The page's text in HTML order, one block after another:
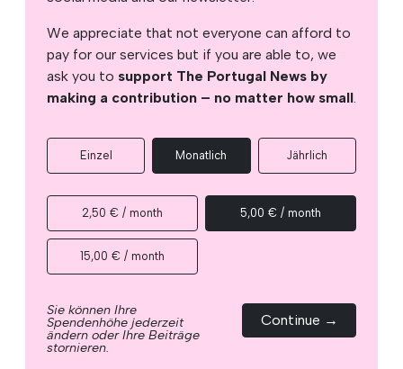
We appreciate that not everyone can afford to
pay for our services but if you are able to, we
ask you to support The Portugal News by
making a contribution – no matter how small.
Einzel Monatlich Jährlich
2,50 € / month 5,00 € / month
15,00 € / month
Sie können Ihre
Spendenhöhe jederzeit
ändern oder Ihre Beiträge
stornieren.
Continue →